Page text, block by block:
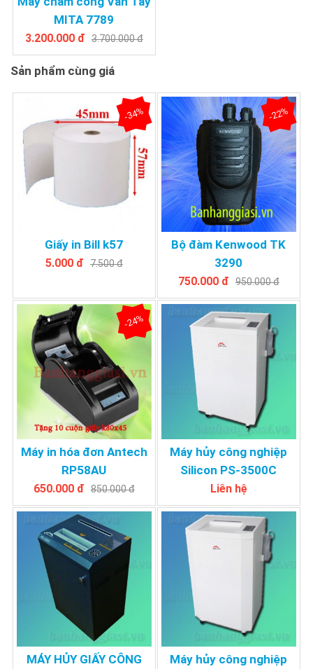
MITA 7789
3.200.000 đ 3.700.000 đ
Sản phẩm cùng giá
Giấy in Bill k57
-34%
5.000 đ 7.500 đ
Bộ đàm Kenwood TK
3290
-22%
750.000 đ 950.000 đ
Máy in hóa đơn Antech
RP58AU
-24%
650.000 đ 850.000 đ
Máy hủy công nghiệp
Silicon PS-3500C
Liên hệ
MÁY HỦY GIẤY CÔNG
Máy hủy công nghiệp